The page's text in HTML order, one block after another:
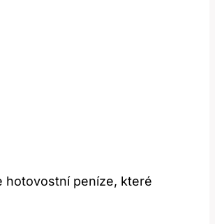
hotovostní peníze, které